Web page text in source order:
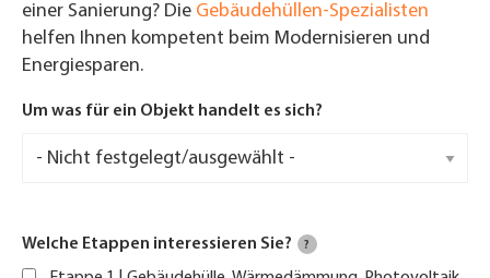
einer Sanierung? Die Gebäudehüllen-Spezialisten
helfen Ihnen kompetent beim Modernisieren und
Energiesparen.
Um was für ein Objekt handelt es sich?
Welche Etappen interessieren Sie? ?